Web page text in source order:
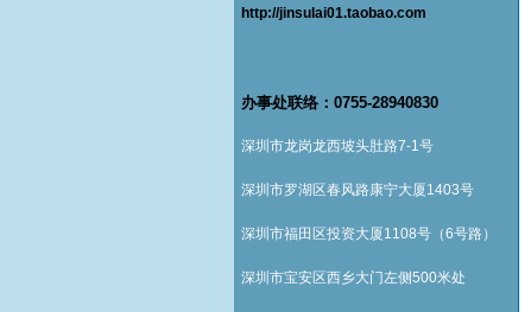
http://jinsulai01.taobao.com
办事处联络：0755-28940830
深圳市龙岗龙西坡头肚路7-1号
深圳市罗湖区春风路康宁大厦1403号
深圳市福田区投资大厦1108号（6号路）
深圳市宝安区西乡大门左侧500米处